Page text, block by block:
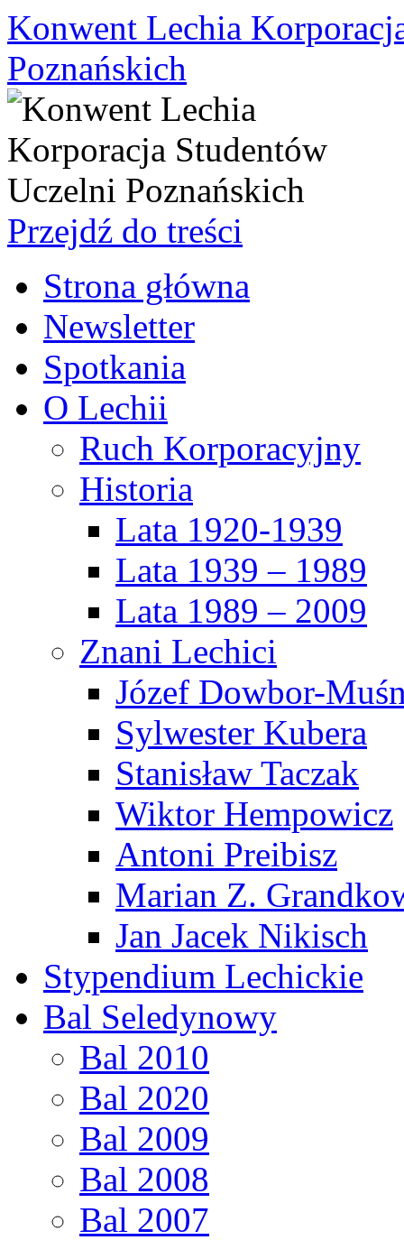
Konwent Lechia
Poznańskich
Przejdź do treści
Strona główna
Newsletter
Spotkania
O Lechii
Ruch Korporacyjny
Historia
Lata 1920-1939
Lata 1939 – 1989
Lata 1989 – 2009
Znani Lechici
Józef Dowbor-
Sylwester Kubera
Stanisław Taczak
Wiktor Hempowicz
Antoni Preibisz
Marian Z.
Jan Jacek Nikisch
Stypendium Lechickie
Bal Seledynowy
Bal 2010
Bal 2020
Bal 2009
Bal 2008
Bal 2007